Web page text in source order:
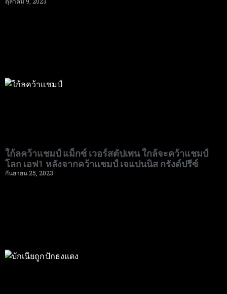
ใก้ลคว้าแชมป์ แม็กซ์ เวอร์สตัปเพน ใกล้จะคว้าแชมป์
โลก เอฟ1 หลังจากคว้าแชมป์ เจแปนนิส กรังด์ปรีซ์
กันยายน 25, 2023